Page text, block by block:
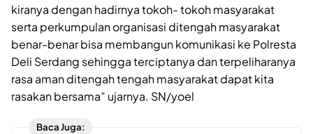
kiranya dengan hadirnya tokoh- tokoh masyarakat
serta perkumpulan organisasi ditengah masyarakat
benar-benar bisa membangun komunikasi ke Polresta
Deli Serdang sehingga terciptanya dan terpeliharanya
rasa aman ditengah tengah masyarakat dapat kita
rasakan bersama” ujarnya. SN/yoel
Baca Juga: